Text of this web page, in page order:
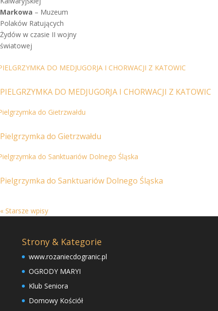
Markowa – Muzeum
Polaków Ratujących
Żydów w czasie II wojny
światowej
PIELGRZYMKA DO MEDJUGORJA I CHORWACJI Z KATOWIC
Pielgrzymka do Gietrzwałdu
Pielgrzymka do Sanktuariów Dolnego Śląska
« Starsze wpisy
Strony & Kategorie
www.rozaniecdogranic.pl
OGRODY MARYI
Klub Seniora
Domowy Kościół